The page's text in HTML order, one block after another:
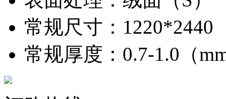
常规尺寸 ： 1220*2440
常规厚度 ： 0.7-1.0（